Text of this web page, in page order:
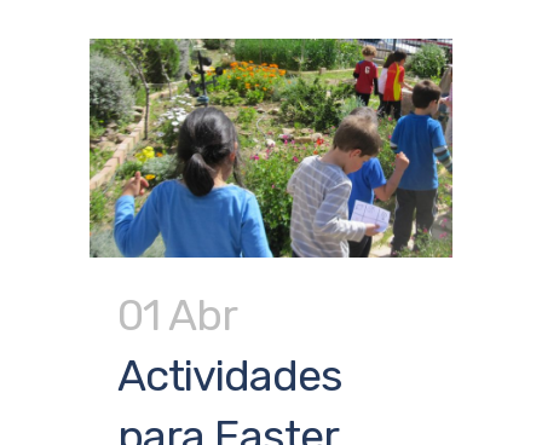
01 Abr
Actividades